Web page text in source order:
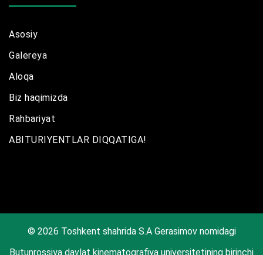
Asosiy
Galereya
Aloqa
Biz haqimizda
Rahbariyat
ABITURIYENTLAR DIQQATIGA!
© 2026 Toshkent shahrida S.A Gerasimov nomidagi
Butunrossiya davlat kinematografiya universitetining birinchi